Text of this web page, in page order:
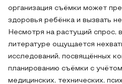
организация съёмки может
здоровья ребёнка и вызвать
Несмотря на растущий спрос,
литературе ощущается
исследований, посвящённых
планированию съёмки с
медицинских, технических,